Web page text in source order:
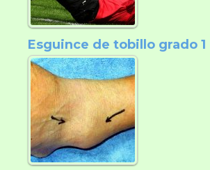
Esguince de tobillo grado 1